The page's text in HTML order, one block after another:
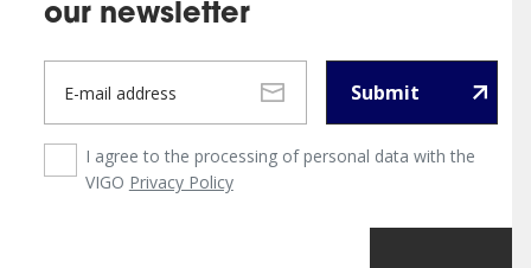
our newsletter
Submit
I agree to the processing of personal data with the
VIGO Privacy Policy